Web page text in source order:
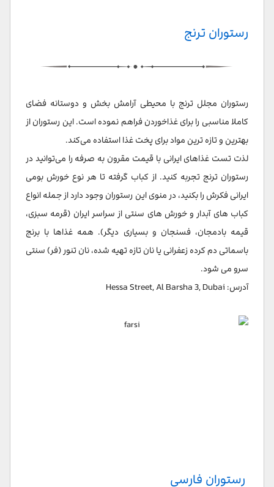
رستوران ترنج
رستوران مجلل ترنج با محیطی آرامش بخش و دوستانه فضای
کاملا مناسبی را برای غذاخوردن فراهم نموده است. این رستوران از
بهترین و تازه ترین مواد برای پخت غذا استفاده می‌کند.
لذت تست غذاهای ایرانی با قیمت مقرون به صرفه را می‌توانید در
رستوران ترنج تجربه کنید. از کباب گرفته تا هر نوع خورش بومی
ایرانی فکرش را بکنید، در منوی این رستوران وجود دارد از جمله انواع
کباب های آبدار و خورش های سنتی از سراسر ایران (قرمه سبزی،
قیمه بادمجان، فسنجان و بسیاری دیگر). همه غذاها با برنج
باسماتی دم کرده زعفرانی یا نان تازه تهیه شده، نان تنور (فر) سنتی
سرو می شود.
آدرس: Hessa Street, Al Barsha 3, Dubai
رستوران فارسی